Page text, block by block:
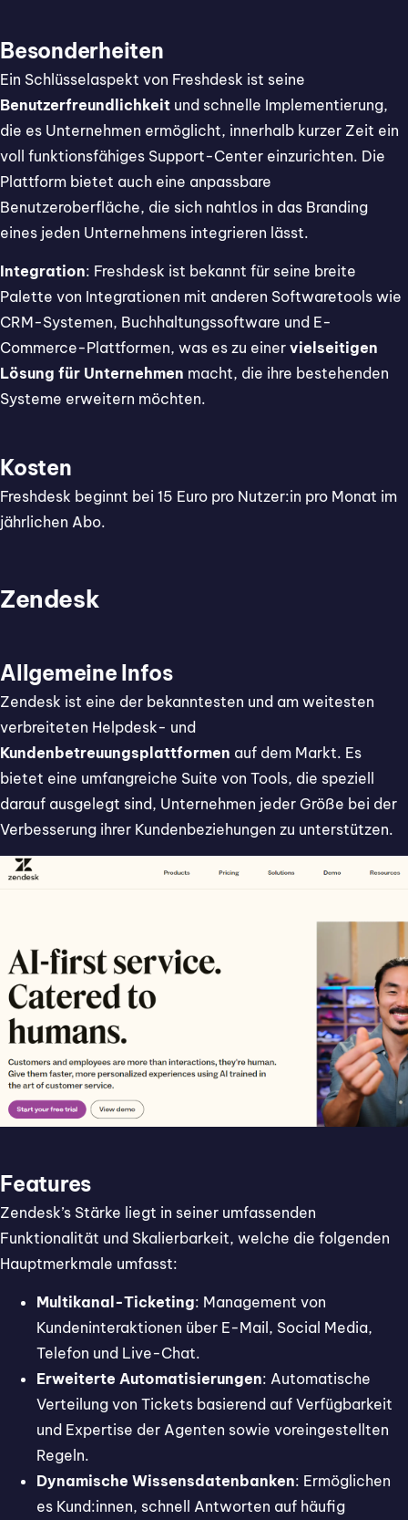
Besonderheiten
Ein Schlüsselaspekt von Freshdesk ist seine
Benutzerfreundlichkeit und schnelle Implementierung,
die es Unternehmen ermöglicht, innerhalb kurzer Zeit ein
voll funktionsfähiges Support-Center einzurichten. Die
Plattform bietet auch eine anpassbare
Benutzeroberfläche, die sich nahtlos in das Branding
eines jeden Unternehmens integrieren lässt.
Integration: Freshdesk ist bekannt für seine breite
Palette von Integrationen mit anderen Softwaretools wie
CRM-Systemen, Buchhaltungssoftware und E-
Commerce-Plattformen, was es zu einer vielseitigen
Lösung für Unternehmen macht, die ihre bestehenden
Systeme erweitern möchten.
Kosten
Freshdesk beginnt bei 15 Euro pro Nutzer:in pro Monat im
jährlichen Abo.
Zendesk
Allgemeine Infos
Zendesk ist eine der bekanntesten und am weitesten
verbreiteten Helpdesk- und
Kundenbetreuungsplattformen auf dem Markt. Es
bietet eine umfangreiche Suite von Tools, die speziell
darauf ausgelegt sind, Unternehmen jeder Größe bei der
Verbesserung ihrer Kundenbeziehungen zu unterstützen.
Features
Zendesk’s Stärke liegt in seiner umfassenden
Funktionalität und Skalierbarkeit, welche die folgenden
Hauptmerkmale umfasst:
Multikanal-Ticketing: Management von
Kundeninteraktionen über E-Mail, Social Media,
Telefon und Live-Chat.
Erweiterte Automatisierungen: Automatische
Verteilung von Tickets basierend auf Verfügbarkeit
und Expertise der Agenten sowie voreingestellten
Regeln.
Dynamische Wissensdatenbanken: Ermöglichen
es Kund:innen, schnell Antworten auf häufig